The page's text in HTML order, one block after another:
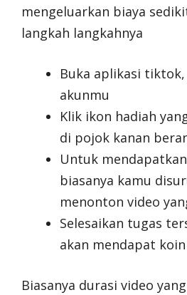
mengeluarkan biaya
langkah langkahnya
Buka aplikasi
akunmu
Klik ikon hadiah
di pojok kanan
Untuk
biasanya kamu
menonton video
Selesaikan tugas
akan mendapat
Biasanya durasi video